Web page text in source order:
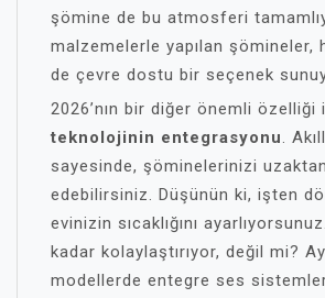
şömine de bu atmosferi
malzemelerle yapılan şömineler,
de çevre dostu bir seçenek
2026’nın bir diğer önemli özelliği
teknolojinin entegrasyonu.
sayesinde, şöminelerinizi
edebilirsiniz. Düşünün ki, işten
evinizin sıcaklığını
kadar kolaylaştırıyor, değil mi?
modellerde entegre ses